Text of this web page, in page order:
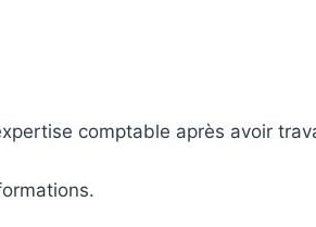
comptable après avoir